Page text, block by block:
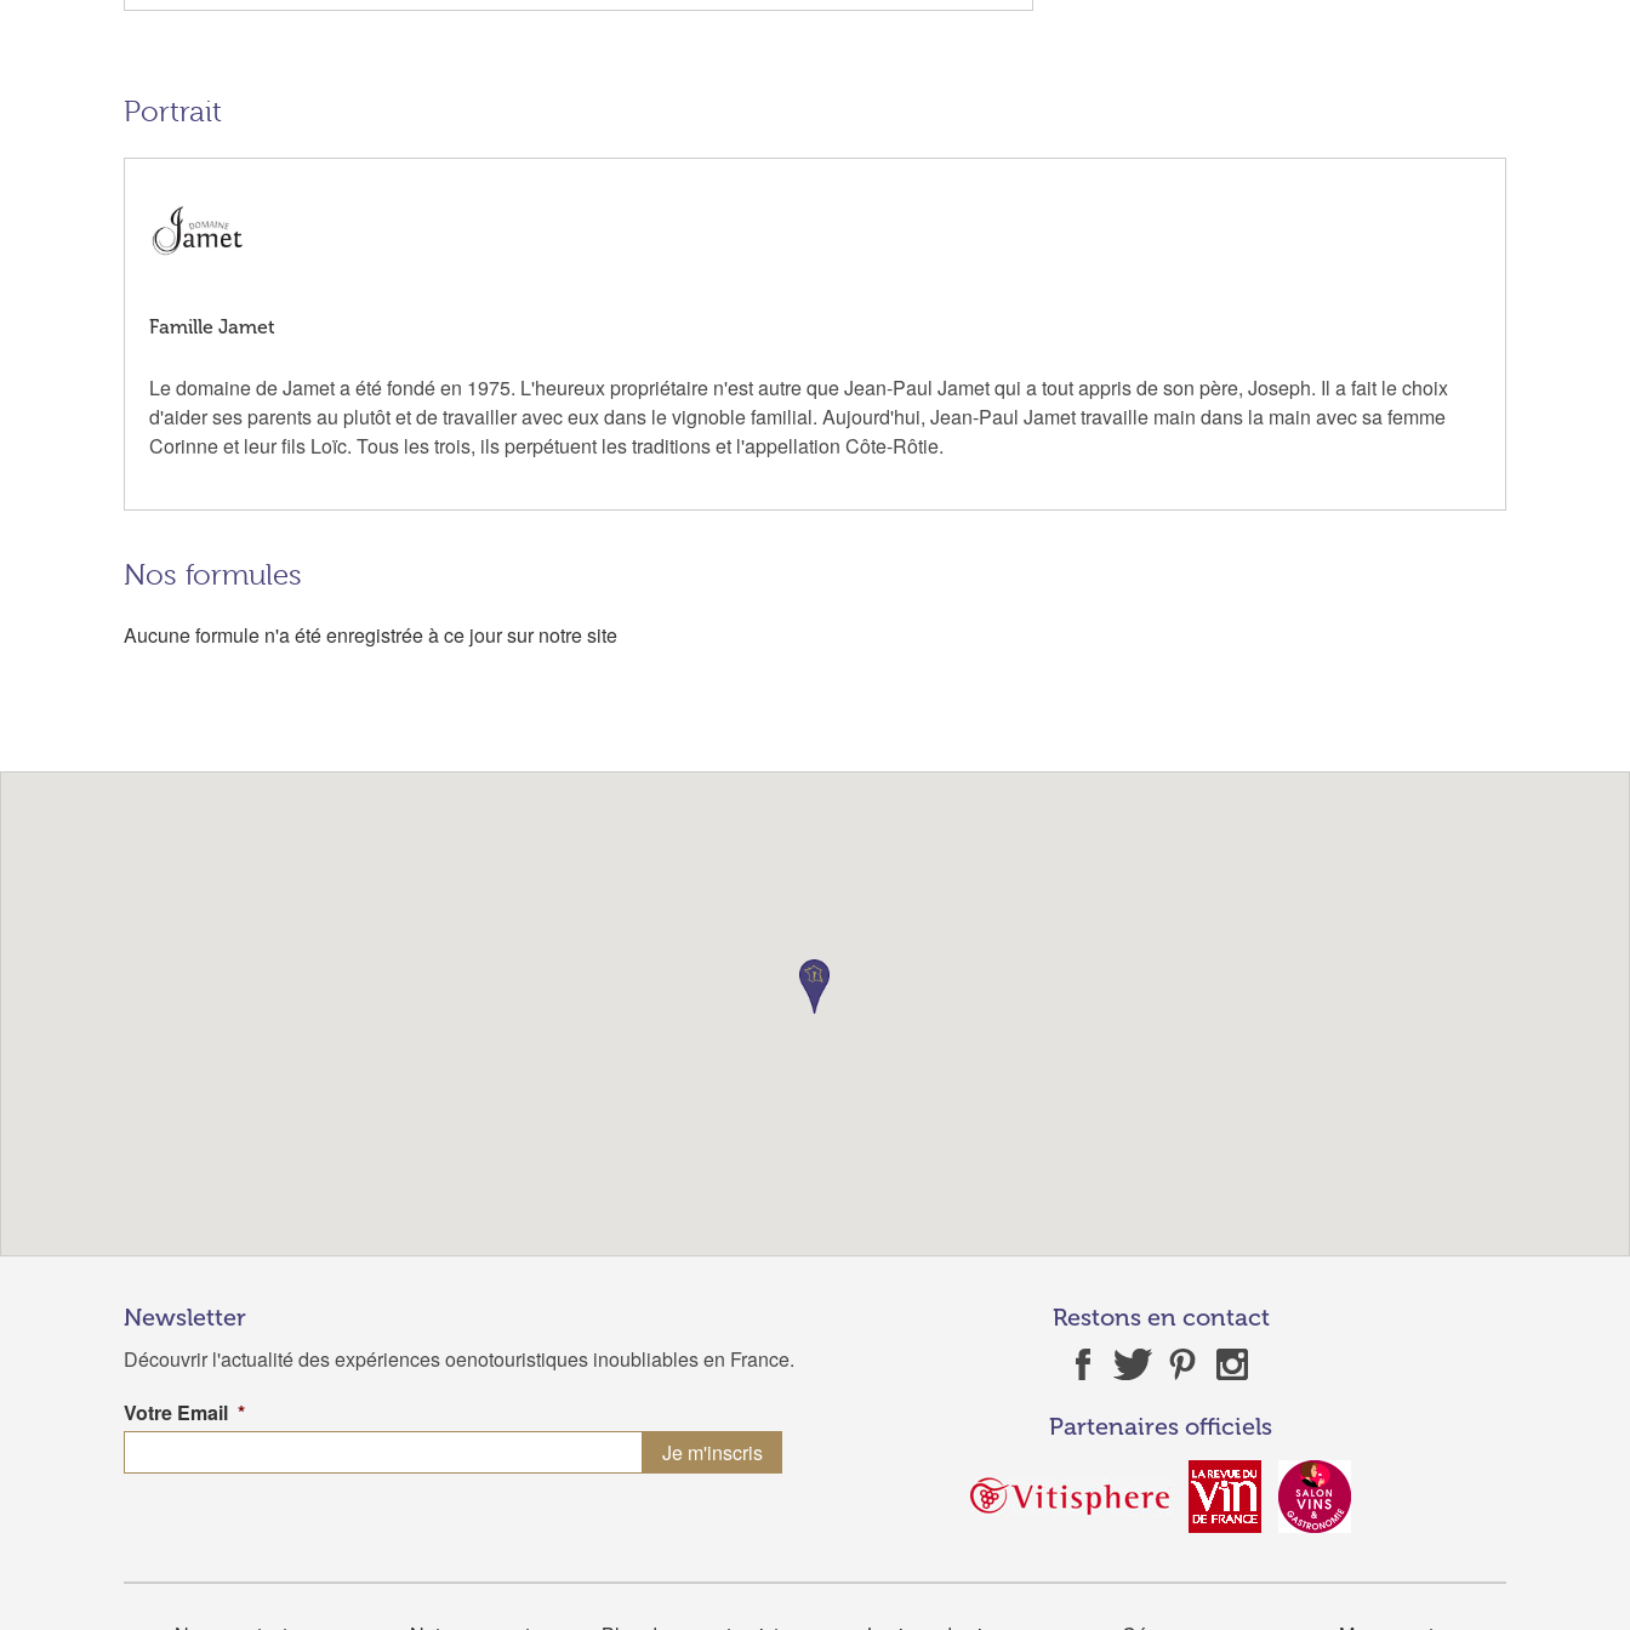
Portrait
Famille Jamet
Le domaine de Jamet a été fondé en 1975. L'heureux propriétaire n'est autre que Jean-Paul Jamet qui a tout appris de son père, Joseph. Il a fait le choix
d'aider ses parents au plutôt et de travailler avec eux dans le vignoble familial. Aujourd'hui, Jean-Paul Jamet travaille main dans la main avec sa femme
Corinne et leur fils Loïc. Tous les trois, ils perpétuent les traditions et l'appellation Côte-Rôtie.
Nos formules
Aucune formule n'a été enregistrée à ce jour sur notre site
Newsletter
Découvrir l'actualité des expériences oenotouristiques inoubliables en France.
Votre Email *
Restons en contact
Partenaires officiels